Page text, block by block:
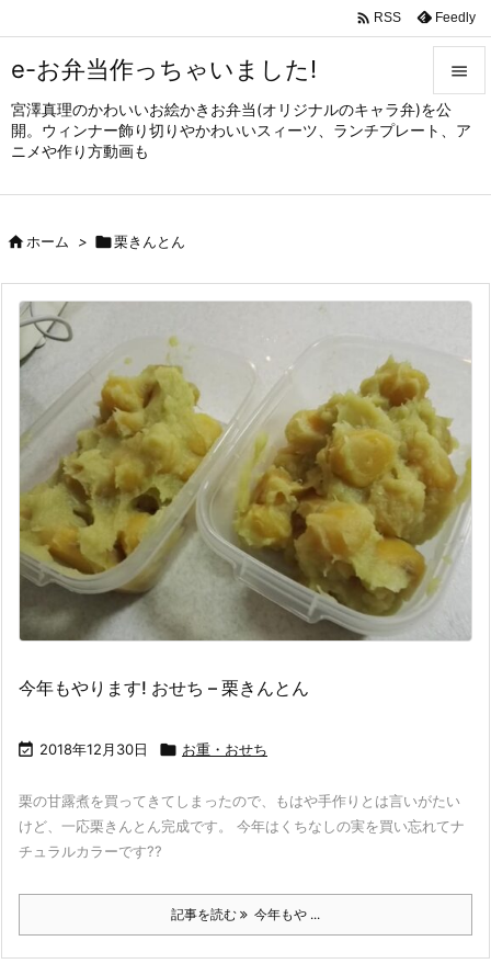
e-お弁当作っちゃいました!
宮澤真理のかわいいお絵かきお弁当(オリジナルのキャラ弁)を公
開。ウィンナー飾り切りやかわいいスィーツ、ランチプレート、ア
ニメや作り方動画も


メニュ
サイド

次へ
検索
 RSS Feedly
ホーム > 栗きんとん
今年もやります! おせち – 栗きんとん
 2018年12月30日  お重・おせち
栗の甘露煮を買ってきてしまったので、もはや手作りとは言いがたい
けど、一応栗きんとん完成です。 今年はくちなしの実を買い忘れてナ
チュラルカラーです??
記事を読む 今年もや ...